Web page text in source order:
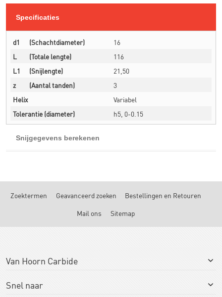
Specificaties
d1 (Schachtdiameter)
16
L
(Totale lengte)
116
L1
(Snijlengte)
21,50
z
(Aantal tanden)
3
Helix
Variabel
Tolerantie (diameter) h5, 0-0.15
Snijgegevens berekenen
Zoektermen Geavanceerd zoeken
Bestellingen en Retouren
Mail ons
Sitemap
Van Hoorn Carbide
Snel naar